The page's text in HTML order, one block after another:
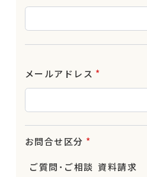
メールアドレス *
お問合せ区分 *
ご質問･ご相談 資料請求